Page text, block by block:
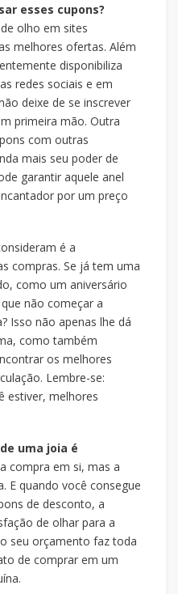
esses cupons?
olho em sites
melhores ofertas. Além
disponibiliza
redes sociais e em
deixe de se inscrever
primeira mão. Outra
com outras
mais seu poder de
garantir aquele anel
por um preço
é a
compras. Se já tem uma
como um aniversário
não começar a
Isso não apenas lhe dá
como também
os melhores
Lembre-se:
estiver, melhores
uma joia é
compra em si, mas a
E quando você consegue
de desconto, a
de olhar para a
seu orçamento faz toda
de comprar em um